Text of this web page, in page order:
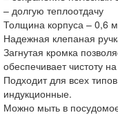
– долгую теплоотдачу
Толщина корпуса – 0,6
Надежная клепаная
Загнутая кромка
обеспечивает чистоту
Подходит для всех
индукционные.
Можно мыть в